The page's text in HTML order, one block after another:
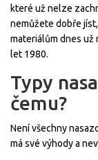
které už nelze
nemůžete dobře
materiálům dnes už
let 1980.
Typy
čemu?
Není všechny
má své výhody a